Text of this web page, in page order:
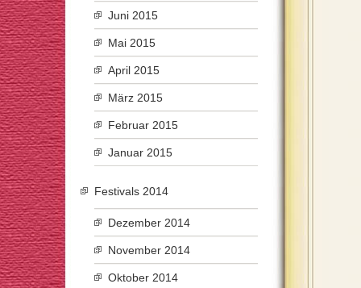
Juni 2015
Mai 2015
April 2015
März 2015
Februar 2015
Januar 2015
Festivals 2014
Dezember 2014
November 2014
Oktober 2014